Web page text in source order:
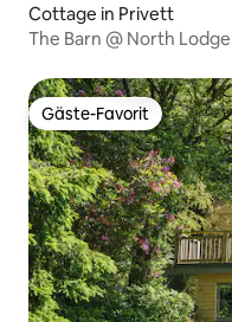
Cottage in Privett
The Barn @ North
Gäste-Favorit
Gäste-Favorit